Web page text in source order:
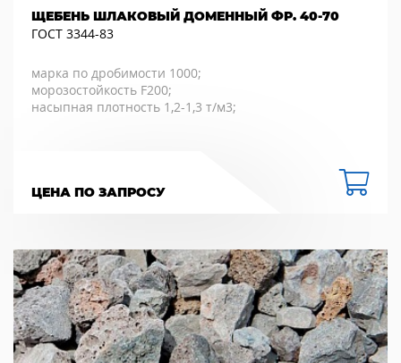
ЩЕБЕНЬ ШЛАКОВЫЙ ДОМЕННЫЙ ФР. 40-70
ГОСТ 3344-83
марка по дробимости 1000;
морозостойкость F200;
насыпная плотность 1,2-1,3 т/м3;
ЦЕНА ПО ЗАПРОСУ